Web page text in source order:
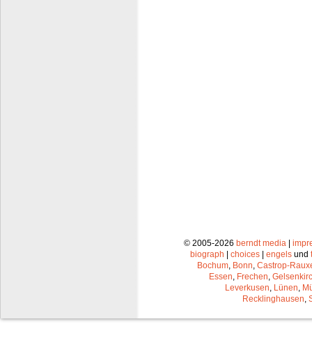
© 2005-2026 berndt media |
biograph | choices | engels und
Bochum Bonn Castrop-
Essen Frechen
Leverkusen Lünen
Recklinghausen